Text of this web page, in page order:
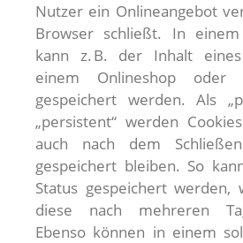
Nutzer ein Onlineangebot
Browser schließt. In
kann z. B. der Inhalt
einem Onlineshop oder
gespeichert werden. Als
„persistent“ werden
auch nach dem
gespeichert bleiben. So
Status gespeichert werden,
diese nach mehreren
Ebenso können in einem